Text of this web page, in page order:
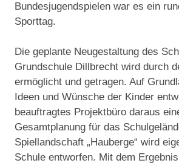
Bundesjugendspielen war es ein
Sporttag.
Die geplante Neugestaltung des
Grundschule Dillbrecht wird durch
ermöglicht und getragen. Auf
Ideen und Wünsche der Kinder
beauftragtes Projektbüro daraus
Gesamtplanung für das
Spiellandschaft „Hauberge“ wird
Schule entworfen. Mit dem